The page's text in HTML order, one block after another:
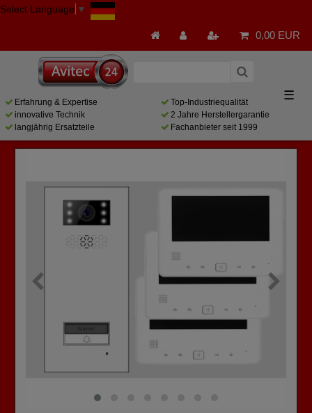
Select Language ▼
0,00 EUR
Erfahrung & Expertise
Top-Industriequalität
innovative Technik
2 Jahre Herstellergarantie
langjährig Ersatzteile
Fachanbieter seit 1999
☰